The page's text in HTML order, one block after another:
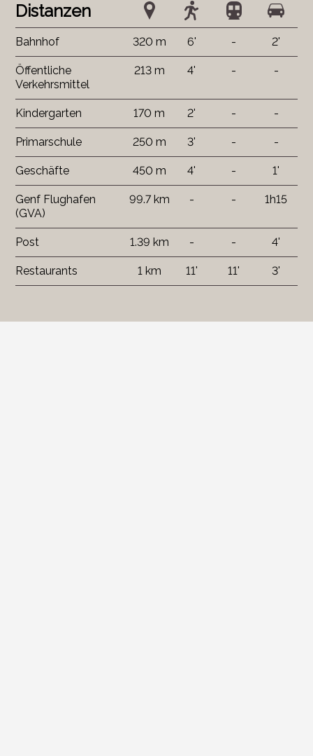
Distanzen
Bahnhof 320 m 6' - 2'
Öffentliche
Verkehrsmittel
213 m 4' - -
Kindergarten 170 m 2' - -
Primarschule 250 m 3' - -
Geschäfte 450 m 4' - 1'
Genf Flughafen
(GVA)
99.7 km - - 1h15
Post 1.39 km - - 4'
Restaurants 1 km 11' 11' 3'